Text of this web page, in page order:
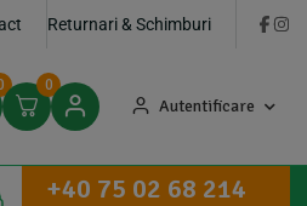
Returnari & Schimburi
0
Autentificare
+40 75 02 68 214